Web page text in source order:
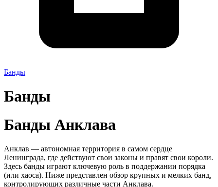
Банды
Банды
Банды Анклава
Анклав — автономная территория в самом сердце
Ленинграда, где действуют свои законы и правят свои короли.
Здесь банды играют ключевую роль в поддержании порядка
(или хаоса). Ниже представлен обзор крупных и мелких банд,
контролирующих различные части Анклава.